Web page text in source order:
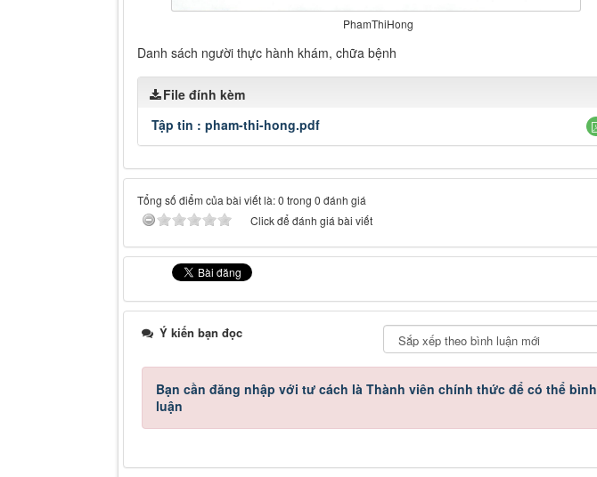
PhamThiHong
Danh sách người thực hành khám, chữa bệnh
File đính kèm
Tập tin : pham-thi-hong.pdf
Tổng số điểm của bài viết là: 0 trong 0 đánh giá
Click để đánh giá bài viết
Ý kiến bạn đọc
Bạn cần đăng nhập với tư cách là Thành viên chính thức để có thể bình
luận